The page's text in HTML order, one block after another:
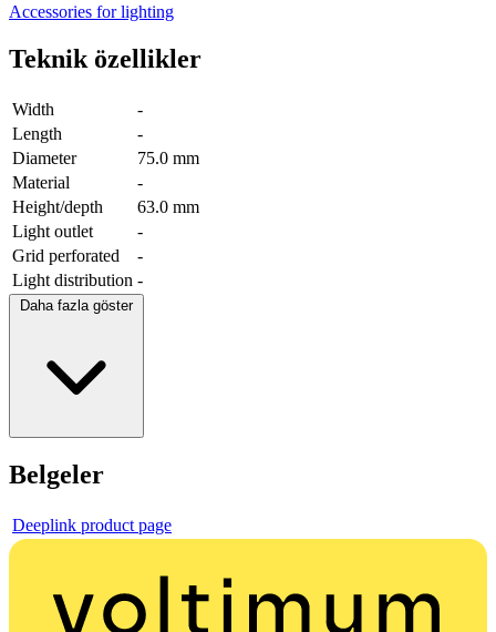
Accessories for lighting
Teknik özellikler
Width
-
Length
-
Diameter
75.0 mm
Material
-
Height/depth
63.0 mm
Light outlet
-
Grid perforated
-
Light distribution -
Daha fazla göster
Belgeler
Deeplink product page